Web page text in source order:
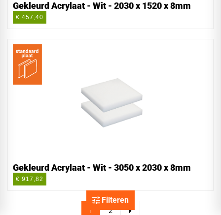
Filteren
Gekleurd Acrylaat - Wit - 2030 x 1520 x 8mm
€ 457,40
Gekleurd Acrylaat - Wit - 3050 x 2030 x 8mm
€ 917,82
1 2